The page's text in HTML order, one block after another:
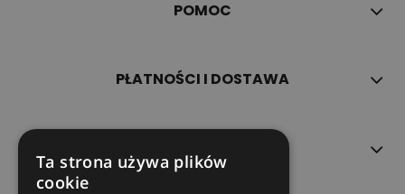
POMOC
PŁATNOŚCI I DOSTAWA
Ta strona używa plików
cookie